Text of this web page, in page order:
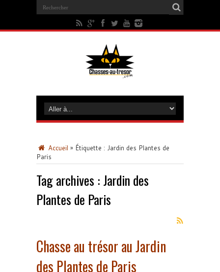
Accueil » Étiquette : Jardin des Plantes de
Paris
Tag archives : Jardin des
Plantes de Paris
Chasse au trésor au Jardin
des Plantes de Paris